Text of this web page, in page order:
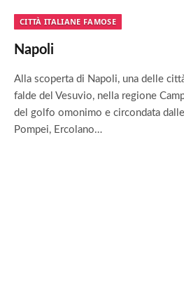
CITTÀ ITALIANE FAMOSE
Napoli
Alla scoperta di Napoli, una delle
falde del Vesuvio, nella regione
del golfo omonimo e circondata
Pompei, Ercolano…